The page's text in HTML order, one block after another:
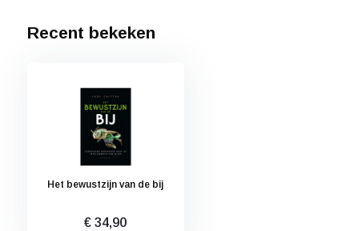
Recent bekeken
Het bewustzijn van de bij
€ 34,90